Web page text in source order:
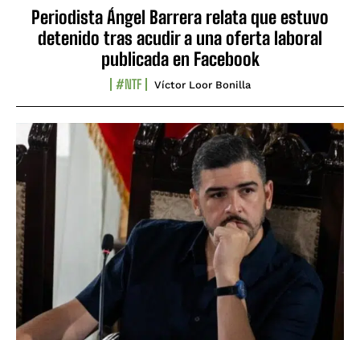
Periodista Ángel Barrera relata que estuvo
detenido tras acudir a una oferta laboral
publicada en Facebook
#NTF Víctor Loor Bonilla